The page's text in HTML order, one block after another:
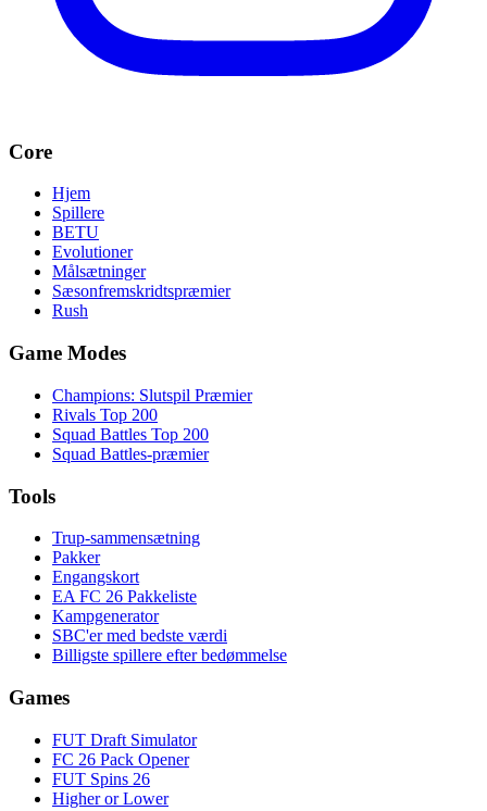
Core
Hjem
Spillere
BETU
Evolutioner
Målsætninger
Sæsonfremskridtspræmier
Rush
Game Modes
Champions: Slutspil Præmier
Rivals Top 200
Squad Battles Top 200
Squad Battles-præmier
Tools
Trup-sammensætning
Pakker
Engangskort
EA FC 26 Pakkeliste
Kampgenerator
SBC'er med bedste værdi
Billigste spillere efter bedømmelse
Games
FUT Draft Simulator
FC 26 Pack Opener
FUT Spins 26
Higher or Lower